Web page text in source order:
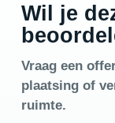
Wil je
Vraag een
plaatsing of
ruimte.